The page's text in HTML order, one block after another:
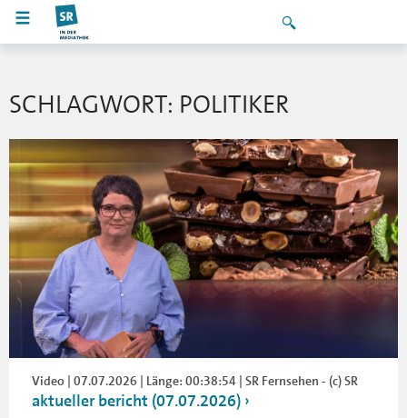
SCHLAGWORT: POLITIKER
Video | 07.07.2026 | Länge: 00:38:54 | SR Fernsehen - (c) SR
aktueller bericht (07.07.2026)